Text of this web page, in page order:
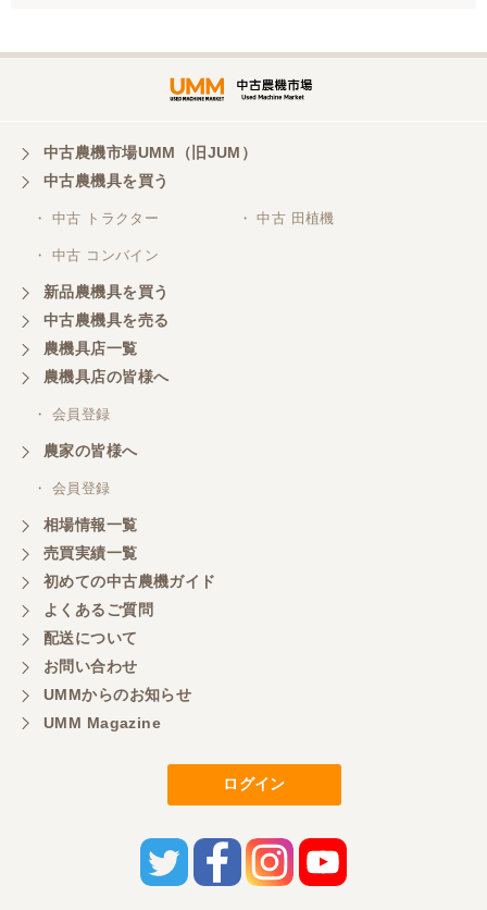
中古農機市場UMM（旧JUM）
中古農機具を買う
・ 中古 トラクター ・ 中古 田植機
・ 中古 コンバイン
新品農機具を買う
中古農機具を売る
農機具店一覧
農機具店の皆様へ
・ 会員登録
農家の皆様へ
・ 会員登録
相場情報一覧
売買実績一覧
初めての中古農機ガイド
よくあるご質問
配送について
お問い合わせ
UMMからのお知らせ
UMM Magazine
ログイン